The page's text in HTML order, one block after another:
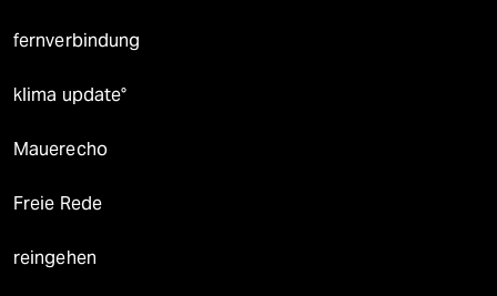
fernverbindung
klima update°
Mauerecho
Freie Rede
reingehen